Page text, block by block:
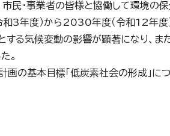
民・事業者の皆様と協働して環境の
3年度）から2030年度（令和12年度
る気候変動の影響が顕著になり、ま
。
の基本目標「低炭素社会の形成」に